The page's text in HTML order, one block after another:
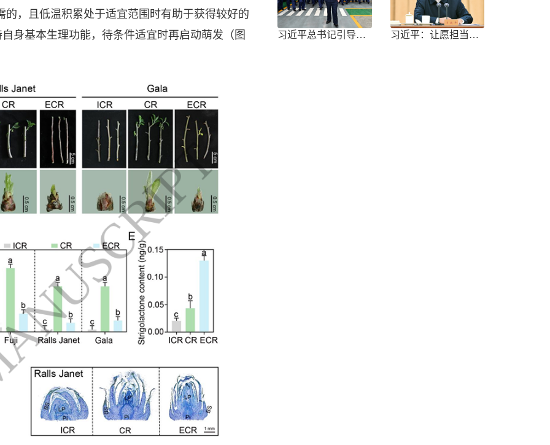
，且低温积累处于适宜范围时有助于获得较好的
身基本生理功能，待条件适宜时再启动萌发（图
习近平总书记引导树立和践行正确政绩 习近平：让愿担当、敢担当、善担当蔚